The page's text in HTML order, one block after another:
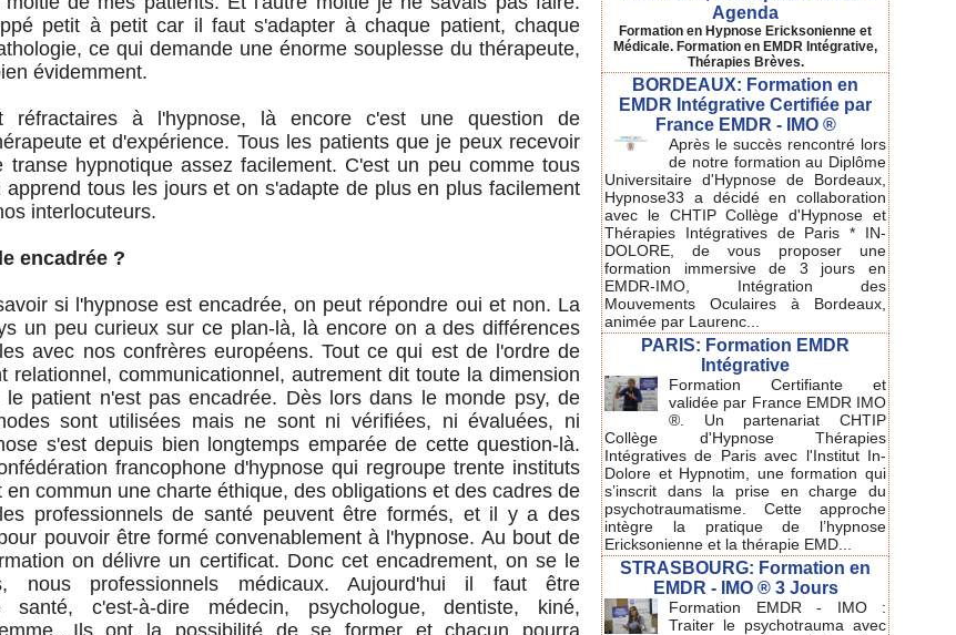
petit à petit car il faut s'adapter à chaque patient, chaque
ce qui demande une énorme souplesse du thérapeute,
évidemment.
à l'hypnose, là encore c'est une question de
et d'expérience. Tous les patients que je peux recevoir
transe hypnotique assez facilement. C'est un peu comme tous
apprend tous les jours et on s'adapte de plus en plus facilement
interlocuteurs.
encadrée ?
si l'hypnose est encadrée, on peut répondre oui et non. La
un peu curieux sur ce plan-là, là encore on a des différences
avec nos confrères européens. Tout ce qui est de l'ordre de
relationnel, communicationnel, autrement dit toute la dimension
le patient n'est pas encadrée. Dès lors dans le monde psy, de
sont utilisées mais ne sont ni vérifiées, ni évaluées, ni
s'est depuis bien longtemps emparée de cette question-là.
francophone d'hypnose qui regroupe trente instituts
en commun une charte éthique, des obligations et des cadres de
professionnels de santé peuvent être formés, et il y a des
pouvoir être formé convenablement à l'hypnose. Au bout de
on délivre un certificat. Donc cet encadrement, on se le
nous professionnels médicaux. Aujourd'hui il faut être
santé, c'est-à-dire médecin, psychologue, dentiste, kiné,
Agenda
Formation en Hypnose Ericksonienne et
Médicale. Formation en EMDR Intégrative,
Thérapies Brèves.
BORDEAUX: Formation en
EMDR Intégrative Certifiée par
France EMDR - IMO ®
Après le succès rencontré lors
de notre formation au Diplôme
Universitaire d'Hypnose de Bordeaux,
Hypnose33 a décidé en collaboration
avec le CHTIP Collège d'Hypnose et
Thérapies Intégratives de Paris * IN-
DOLORE, de vous proposer une
formation immersive de 3 jours en
EMDR-IMO, Intégration des
Mouvements Oculaires à Bordeaux,
animée par Laurenc...
PARIS: Formation EMDR
Intégrative
Formation Certifiante et
validée par France EMDR IMO
®. Un partenariat CHTIP
Collège d'Hypnose Thérapies
Intégratives de Paris avec l'Institut In-
Dolore et Hypnotim, une formation qui
s’inscrit dans la prise en charge du
psychotraumatisme. Cette approche
intègre la pratique de l’hypnose
Ericksonienne et la thérapie EMD...
STRASBOURG: Formation en
EMDR - IMO ® 3 Jours
Formation EMDR - IMO :
Traiter le psychotrauma avec